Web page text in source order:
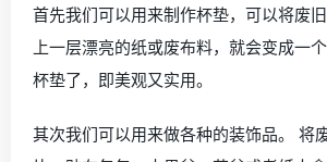
对于伴随80后一起成长的光碟大家一定
信很多家庭现在也还保存着不少光碟，但
是对于存放在家中的光碟很多人都舍不得